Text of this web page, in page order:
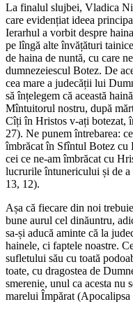
La finalul slujbei, Vladica
care evidențiat ideea
Ierarhul a vorbit despre
pe lîngă alte învățături
de haina de nuntă, cu care
dumnezeiescul Botez. De
cea mare a judecății lui
să înțelegem că această
Mîntuitorul nostru, după
Cîți în Hristos v-ați botezat,
27). Ne punem întrebarea:
îmbrăcat în Sfîntul Botez cu
cei ce ne-am îmbrăcat cu
lucrurile întunericului și de
13, 12).
Așa că fiecare din noi
bune aurul cel dinăuntru,
sa-și aducă aminte că la
hainele, ci faptele noastre.
sufletului său cu toată
toate, cu dragostea de
smerenie, unul ca acesta nu
marelui Împărat (Apocalipsa